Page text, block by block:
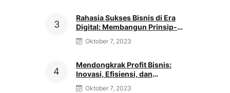
Rahasia Sukses Bisnis di Era
Digital: Membangun Prinsip-
Oktober 7, 2023
Mendongkrak Profit Bisnis:
Inovasi, Efisiensi, dan
Oktober 7, 2023